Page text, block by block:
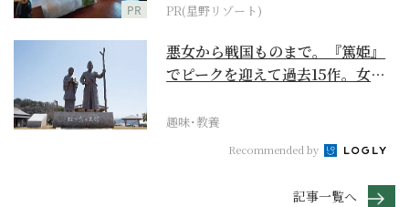
PR PR(星野リゾート)
悪女から戦国ものまで。『篤姫』
でピークを迎えて過去15作。女性
趣味･教養
Recommended by
記事一覧へ